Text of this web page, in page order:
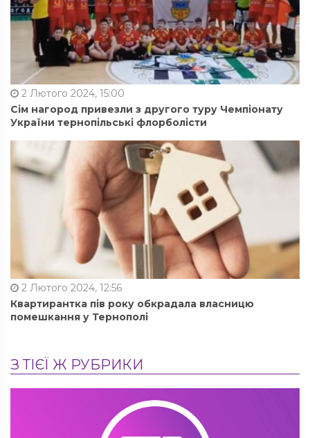
2 Лютого 2024, 15:00
Сім нагород привезли з другого туру Чемпіонату
України тернопільські флорболісти
2 Лютого 2024, 12:56
Квартирантка пів року обкрадала власницю
помешкання у Тернополі
З ТІЄЇ Ж РУБРИКИ